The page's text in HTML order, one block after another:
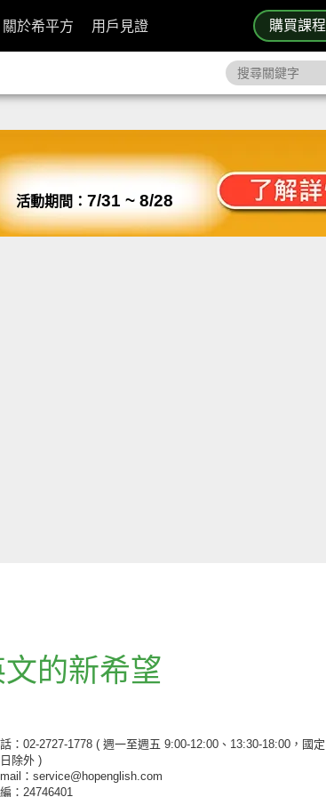
購買課程
關於希平方 用戶見證
活動期間： 7/31 ~ 8/28
的新希望
：02-2727-1778 ( 週一至週五 9:00-12:00、13:30-18:00，國定
除外 )
：service@hopenglish.com
：24746401